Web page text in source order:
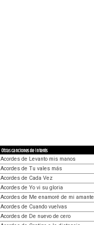
Otras canciones de interés
Acordes de Levanto mis manos
Acordes de Tu vales más
Acordes de Cada Vez
Acordes de Yo vi su gloria
Acordes de Me enamoré de mi amante
Acordes de Cuando vuelvas
Acordes de De nuevo de cero